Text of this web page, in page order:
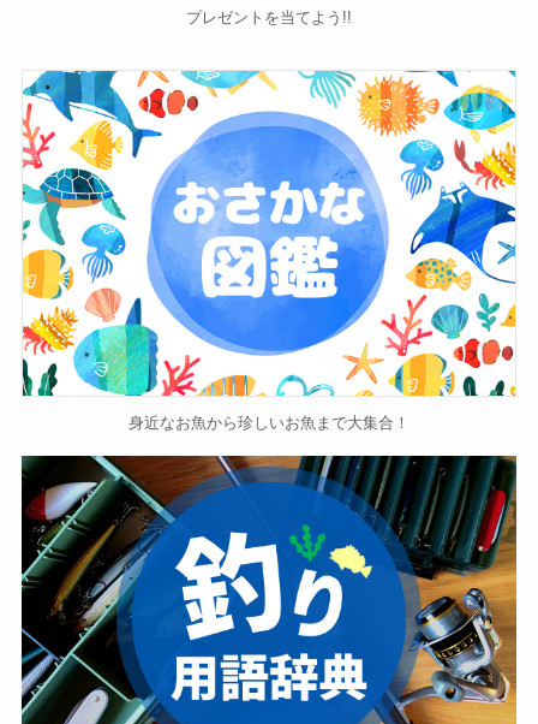
プレゼントを当てよう!!
身近なお魚から珍しいお魚まで大集合！